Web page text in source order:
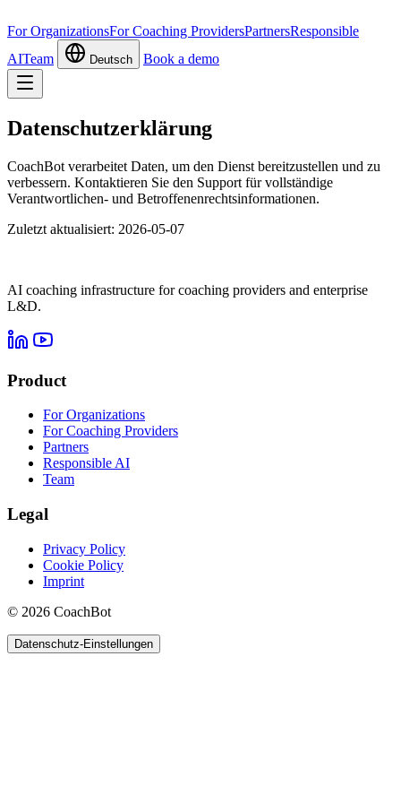
For OrganizationsFor Coaching ProvidersPartnersResponsible
AITeam Deutsch Book a demo
Datenschutzerklärung
CoachBot verarbeitet Daten, um den Dienst bereitzustellen und zu
verbessern. Kontaktieren Sie den Support für vollständige
Verantwortlichen- und Betroffenenrechtsinformationen.
Zuletzt aktualisiert: 2026-05-07
AI coaching infrastructure for coaching providers and enterprise
L&D.
Product
For Organizations
For Coaching Providers
Partners
Responsible AI
Team
Legal
Privacy Policy
Cookie Policy
Imprint
© 2026 CoachBot
Datenschutz-Einstellungen